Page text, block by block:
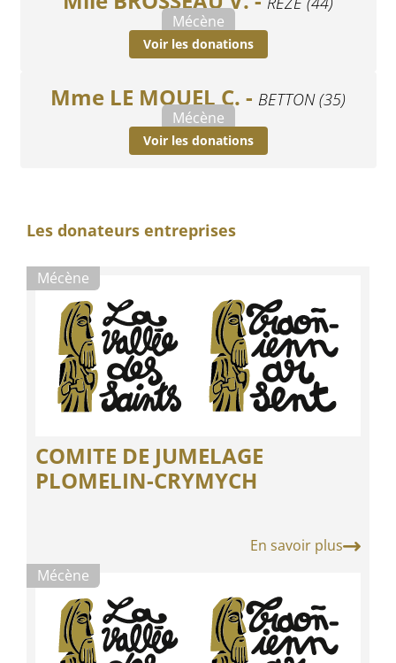
Mécène
Voir les donations
Mme LE MOUEL C. - BETTON (35)
Mécène
Voir les donations
Les donateurs entreprises
Mécène
COMITE DE JUMELAGE
PLOMELIN-CRYMYCH
En savoir plus
Mécène